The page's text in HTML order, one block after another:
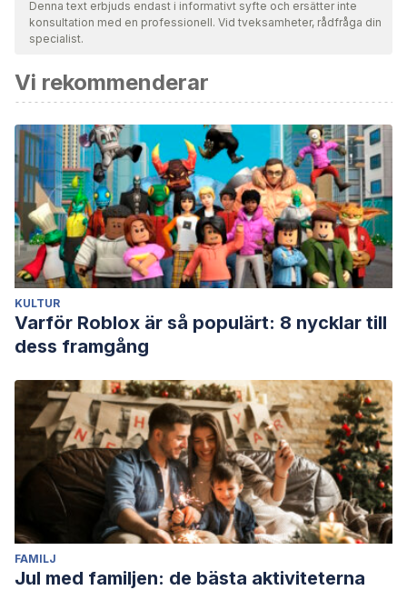
Denna text erbjuds endast i informativt syfte och ersätter inte
konsultation med en professionell. Vid tveksamheter, rådfråga din
specialist.
Vi rekommenderar
KULTUR
Varför Roblox är så populärt: 8 nycklar till
dess framgång
FAMILJ
Jul med familjen: de bästa aktiviteterna